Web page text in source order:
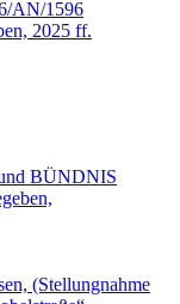
AN/1596
2025 ff.
BÜNDNIS
(Stellungnahme